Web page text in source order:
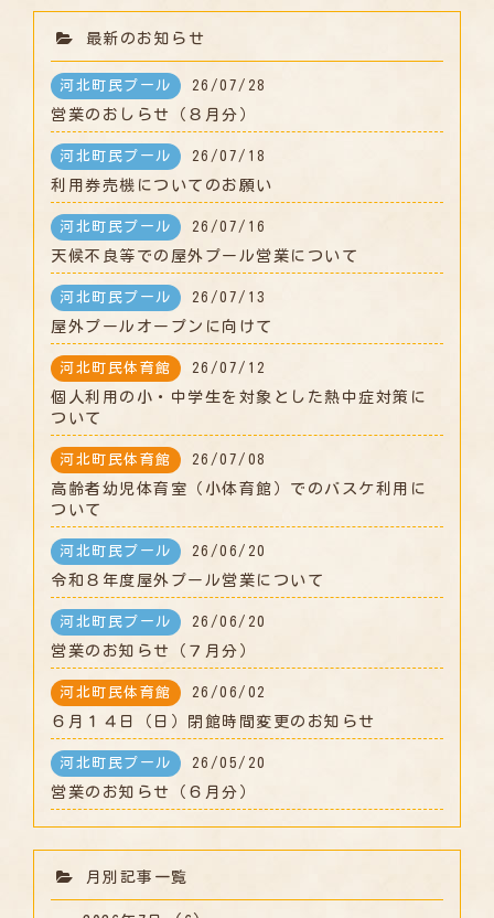
最新のお知らせ
河北町民プール 26/07/28
営業のおしらせ（８月分）
河北町民プール 26/07/18
利用券売機についてのお願い
河北町民プール 26/07/16
天候不良等での屋外プール営業について
河北町民プール 26/07/13
屋外プールオープンに向けて
河北町民体育館 26/07/12
個人利用の小・中学生を対象とした熱中症対策に
ついて
河北町民体育館 26/07/08
高齢者幼児体育室（小体育館）でのバスケ利用に
ついて
河北町民プール 26/06/20
令和８年度屋外プール営業について
河北町民プール 26/06/20
営業のお知らせ（７月分）
河北町民体育館 26/06/02
６月１４日（日）閉館時間変更のお知らせ
河北町民プール 26/05/20
営業のお知らせ（６月分）
月別記事一覧